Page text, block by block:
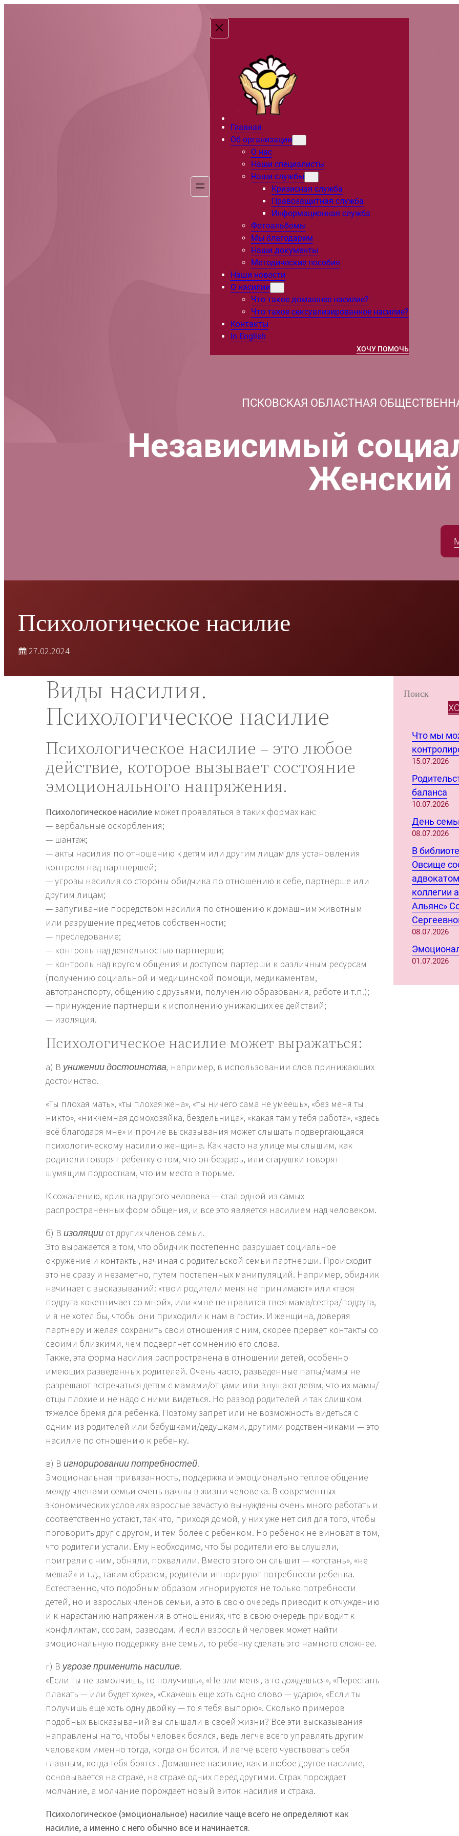
Главная
Об организации
О нас
Наши специалисты
Наши службы
Кризисная служба
Правозащитная служба
Информационная служба
Фотоальбомы
Мы благодарим
Наши документы
Методические пособия
Наши новости
О насилии
Что такое домашнее насилие?
Что такое сексуализированное насилие?
Контакты
In English
ХОЧУ ПОМОЧЬ
ПСКОВСКАЯ ОБЛАСТНАЯ
Независимый
Женский
Психологическое насилие
27.02.2024
Виды насилия.
Психологическое насилие
Психологическое насилие – это любое
действие, которое вызывает состояние
эмоционального напряжения.
Психологическое насилие может проявляться в таких формах как:
— вербальные оскорбления;
— шантаж;
— акты насилия по отношению к детям или другим лицам для установления
контроля над партнершей;
— угрозы насилия со стороны обидчика по отношению к себе, партнерше или
другим лицам;
— запугивание посредством насилия по отношению к домашним животным
или разрушение предметов собственности;
— преследование;
— контроль над деятельностью партнерши;
— контроль над кругом общения и доступом партерши к различным ресурсам
(получению социальной и медицинской помощи, медикаментам,
автотранспорту, общению с друзьями, получению образования, работе и т.п.);
— принуждение партнерши к исполнению унижающих ее действий;
— изоляция.
Психологическое насилие может выражаться:
а) В унижении достоинства, например, в использовании слов принижающих
достоинство.
«Ты плохая мать», «ты плохая жена», «ты ничего сама не умеешь», «без меня ты
никто», «никчемная домохозяйка, бездельница», «какая там у тебя работа», «здесь
всё благодаря мне» и прочие высказывания может слышать подвергающаяся
психологическому насилию женщина. Как часто на улице мы слышим, как
родители говорят ребенку о том, что он бездарь, или старушки говорят
шумящим подросткам, что им место в тюрьме.
К сожалению, крик на другого человека — стал одной из самых
распространенных форм общения, и все это является насилием над человеком.
б) В изоляции от других членов семьи.
Это выражается в том, что обидчик постепенно разрушает социальное
окружение и контакты, начиная с родительской семьи партнерши. Происходит
это не сразу и незаметно, путем постепенных манипуляций. Например, обидчик
начинает с высказываний: «твои родители меня не принимают» или «твоя
подруга кокетничает со мной», или «мне не нравится твоя мама/сестра/подруга,
и я не хотел бы, чтобы они приходили к нам в гости». И женщина, доверяя
партнеру и желая сохранить свои отношения с ним, скорее прервет контакты со
своими близкими, чем подвергнет сомнению его слова.
Также, эта форма насилия распространена в отношении детей, особенно
имеющих разведенных родителей. Очень часто, разведенные папы/мамы не
разрешают встречаться детям с мамами/отцами или внушают детям, что их мамы/
отцы плохие и не надо с ними видеться. Но развод родителей и так слишком
тяжелое бремя для ребенка. Поэтому запрет или не возможность видеться с
одним из родителей или бабушками/дедушками, другими родственниками — это
насилие по отношению к ребенку.
в) В игнорировании потребностей.
Эмоциональная привязанность, поддержка и эмоционально теплое общение
между членами семьи очень важны в жизни человека. В современных
экономических условиях взрослые зачастую вынуждены очень много работать и
соответственно устают, так что, приходя домой, у них уже нет сил для того, чтобы
поговорить друг с другом, и тем более с ребенком. Но ребенок не виноват в том,
что родители устали. Ему необходимо, что бы родители его выслушали,
поиграли с ним, обняли, похвалили. Вместо этого он слышит — «отстань», «не
мешай» и т.д., таким образом, родители игнорируют потребности ребенка.
Естественно, что подобным образом игнорируются не только потребности
детей, но и взрослых членов семьи, а это в свою очередь приводит к отчуждению
и к нарастанию напряжения в отношениях, что в свою очередь приводит к
конфликтам, ссорам, разводам. И если взрослый человек может найти
эмоциональную поддержку вне семьи, то ребенку сделать это намного сложнее.
г) В угрозе применить насилие.
«Если ты не замолчишь, то получишь», «Не зли меня, а то дождешься», «Перестань
плакать — или будет хуже», «Скажешь еще хоть одно слово — ударю», «Если ты
получишь еще хоть одну двойку — то я тебя выпорю». Сколько примеров
подобных высказываний вы слышали в своей жизни? Все эти высказывания
направлены на то, чтобы человек боялся, ведь легче всего управлять другим
человеком именно тогда, когда он боится. И легче всего чувствовать себя
главным, когда тебя боятся. Домашнее насилие, как и любое другое насилие,
основывается на страхе, на страхе одних перед другими. Страх порождает
молчание, а молчание порождает новый виток насилия и страха.
Психологическое (эмоциональное) насилие чаще всего не определяют как
насилие, а именно с него обычно все и начинается.
S
Что мы
15.07.2026
баланса
10.07.2026
День
08.07.2026
В
Овсище
коллегии
Альянс»
08.07.2026
01.07.2026